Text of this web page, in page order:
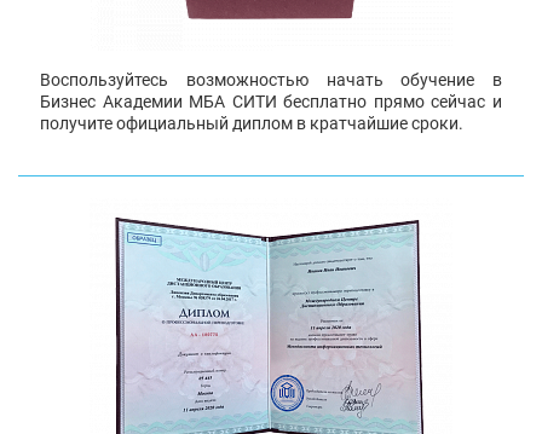
Воспользуйтесь возможностью начать обучение в
Бизнес Академии МБА СИТИ бесплатно прямо сейчас и
получите официальный диплом в кратчайшие сроки.